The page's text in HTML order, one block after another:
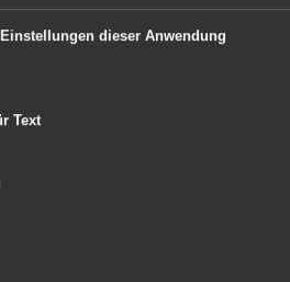
Die
für Erwachsene
Kinder/Jugendliche
frei.
dieser Anwendung
Text